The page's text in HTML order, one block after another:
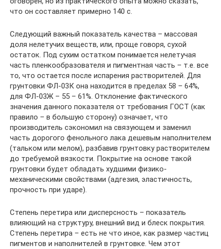
что он составляет примерно 140 с.
Следующий важный показатель качества – массовая
доля нелетучих веществ, или, проще говоря, сухой
остаток. Под сухим остатком понимается нелетучая
часть пленкообразователя и пигментная часть – т.е. все
то, что остается после испарения растворителей. Для
грунтовки ФЛ-03К она находится в пределах 58 – 64%,
для ФЛ-03Ж – 55 – 61%. Отклонение фактического
значения данного показателя от требования ГОСТ (как
правило – в большую сторону) означает, что
производитель сэкономил на связующем и заменил
часть дорогого фенольного лака дешевым наполнителем
(тальком или мелом), разбавив грунтовку растворителем
до требуемой вязкости. Покрытие на основе такой
грунтовки будет обладать худшими физико-
механическими свойствами (адгезия, эластичность,
прочность при ударе).
Степень перетира или дисперсность – показатель
влияющий на структуру, внешний вид и блеск покрытия.
Степень перетира – есть не что иное, как размер частиц
пигментов и наполнителей в грунтовке. Чем этот